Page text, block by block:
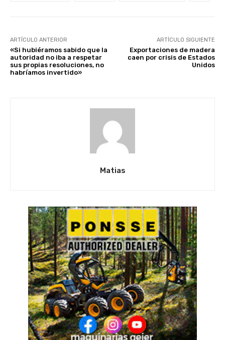
ARTÍCULO ANTERIOR
«Si hubiéramos sabido que la
autoridad no iba a respetar
sus propias resoluciones, no
habríamos invertido»
ARTÍCULO SIGUIENTE
Exportaciones de madera
caen por crisis de Estados
Unidos
Matias